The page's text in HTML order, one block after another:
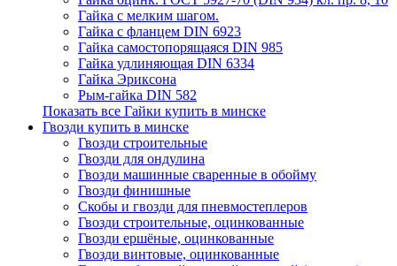
Гайка с мелким шагом.
Гайка с фланцем DIN 6923
Гайка самостопорящаяся DIN 985
Гайка удлиняющая DIN 6334
Гайка Эриксона
Рым-гайка DIN 582
Показать все Гайки купить в минске
Гвозди купить в минске
Гвозди строительные
Гвозди для ондулина
Гвозди машинные сваренные в обойму
Гвозди финишные
Скобы и гвозди для пневмостеплеров
Гвозди строительные, оцинкованные
Гвозди ершёные, оцинкованные
Гвозди винтовые, оцинкованные